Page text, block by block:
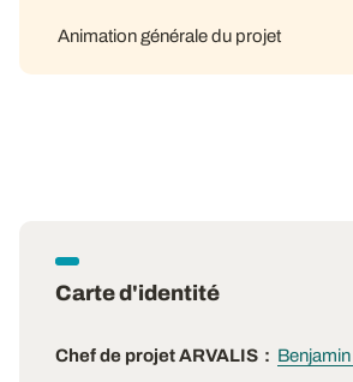
Animation générale du projet
Carte d'identité
Chef de projet ARVALIS